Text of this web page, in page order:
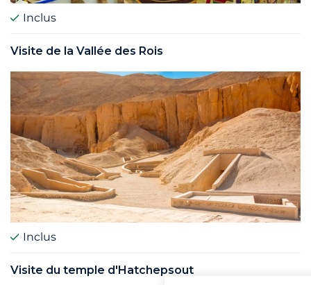
Inclus
Visite de la Vallée des Rois
Inclus
Visite du temple d'Hatchepsout